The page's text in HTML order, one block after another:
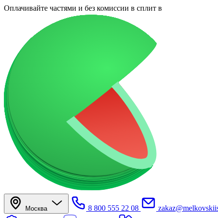
Оплачивайте частями и без комиссии в сплит в
Москва 8 800 555 22 08